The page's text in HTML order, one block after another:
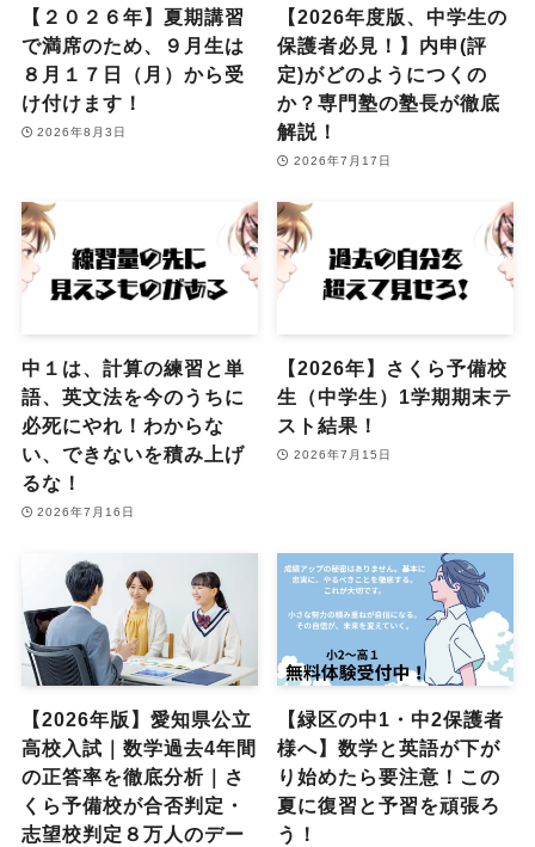
【２０２６年】夏期講習
で満席のため、９月生は
８月１７日（月）から受
け付けます！
2026年8月3日
【2026年度版、中学生の
保護者必見！】内申(評
定)がどのようにつくの
か？専門塾の塾長が徹底
解説！
2026年7月17日
中１は、計算の練習と単
語、英文法を今のうちに
必死にやれ！わからな
い、できないを積み上げ
るな！
2026年7月16日
【2026年】さくら予備校
生（中学生）1学期期末テ
スト結果！
2026年7月15日
【2026年版】愛知県公立
高校入試｜数学過去4年間
の正答率を徹底分析｜さ
くら予備校が合否判定・
志望校判定８万人のデー
【緑区の中1・中2保護者
様へ】数学と英語が下が
り始めたら要注意！この
夏に復習と予習を頑張ろ
う！